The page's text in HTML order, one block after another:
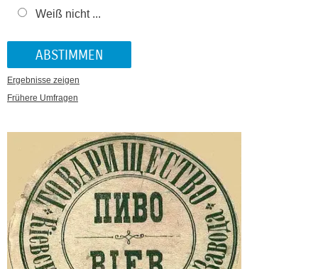
Weiß nicht ...
Ergebnisse zeigen
Frühere Umfragen